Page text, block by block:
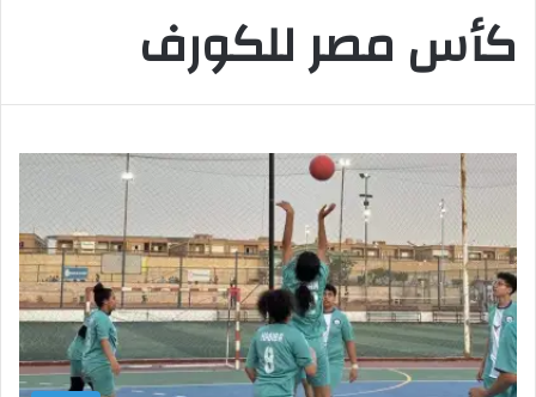
كأس مصر للكورف